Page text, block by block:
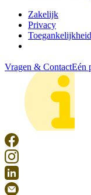
Zakelijk
Privacy
Toegankelijkheid
Vragen & ContactEén